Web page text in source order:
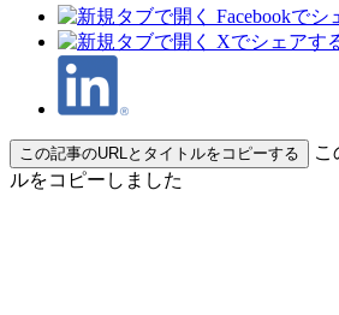
この記事のURLとタイトルをコピーする
こ
ルをコピーしました